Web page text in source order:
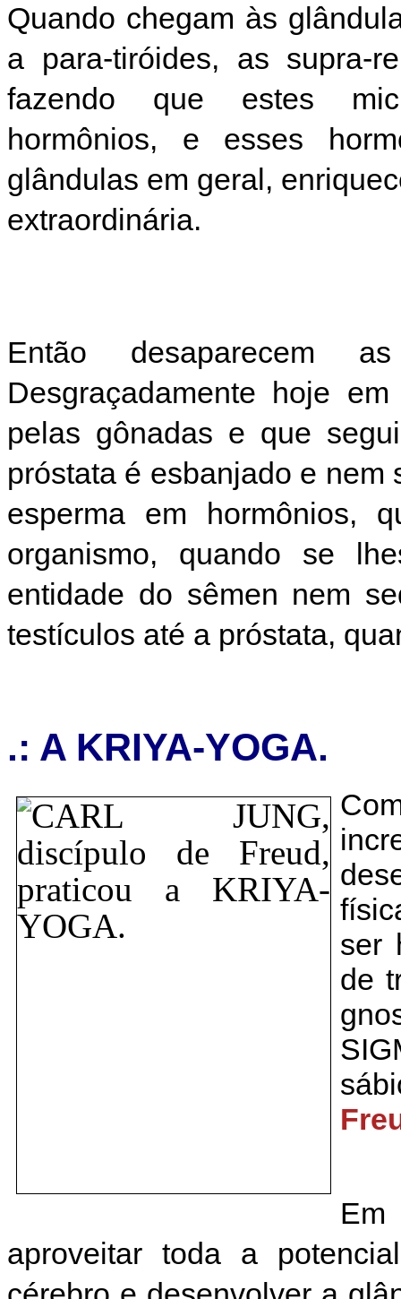
Quando chegam às
a para-tiróides, as supra-
fazendo que estes
hormônios, e esses
glândulas em geral,
extraordinária.
Então desaparecem
Desgraçadamente hoje
pelas gônadas e que
próstata é esbanjado e nem
esperma em hormônios,
organismo, quando se
entidade do sêmen nem
testículos até a próstata,
.: A KRIYA-YOGA.
ser
de
aproveitar toda a